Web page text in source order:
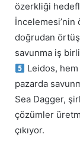
özerkliği
İncelemesi’nin
doğrudan
savunma iş
Leidos,
pazarda
Sea Dagger,
çözümler
çıkıyor.